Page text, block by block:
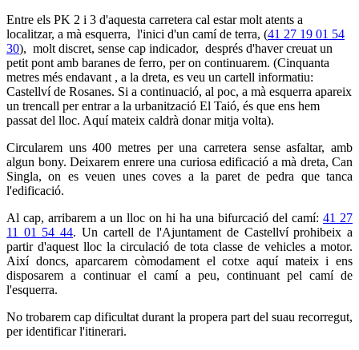
Entre els PK 2 i 3 d'aquesta carretera cal estar molt atents a
localitzar, a mà esquerra, l'inici d'un camí de terra, (41 27 19 01 54
30), molt discret, sense cap indicador, després d'haver creuat un
petit pont amb baranes de ferro, per on continuarem. (Cinquanta
metres més endavant , a la dreta, es veu un cartell informatiu:
Castellví de Rosanes. Si a continuació, al poc, a mà esquerra apareix
un trencall per entrar a la urbanització El Taió, és que ens hem
passat del lloc. Aquí mateix caldrà donar mitja volta).
Circularem uns 400 metres per una carretera sense asfaltar, amb
algun bony. Deixarem enrere una curiosa edificació a mà dreta, Can
Singla, on es veuen unes coves a la paret de pedra que tanca
l'edificació.
Al cap, arribarem a un lloc on hi ha una bifurcació del camí: 41 27
11 01 54 44. Un cartell de l'Ajuntament de Castellví prohibeix a
partir d'aquest lloc la circulació de tota classe de vehicles a motor.
Així doncs, aparcarem còmodament el cotxe aquí mateix i ens
disposarem a continuar el camí a peu, continuant pel camí de
l'esquerra.
No trobarem cap dificultat durant la propera part del suau recorregut,
per identificar l'itinerari.